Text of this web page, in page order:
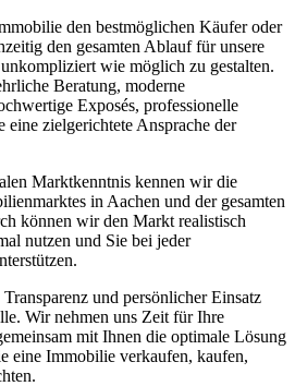
den bestmöglichen Käufer oder
den gesamten Ablauf für unsere
wie möglich zu gestalten.
Beratung, moderne
Exposés, professionelle
zielgerichtete Ansprache der
Marktkenntnis kennen wir die
in Aachen und der gesamten
können wir den Markt realistisch
nutzen und Sie bei jeder
und persönlicher Einsatz
Wir nehmen uns Zeit für Ihre
mit Ihnen die optimale Lösung
eine Immobilie verkaufen, kaufen,